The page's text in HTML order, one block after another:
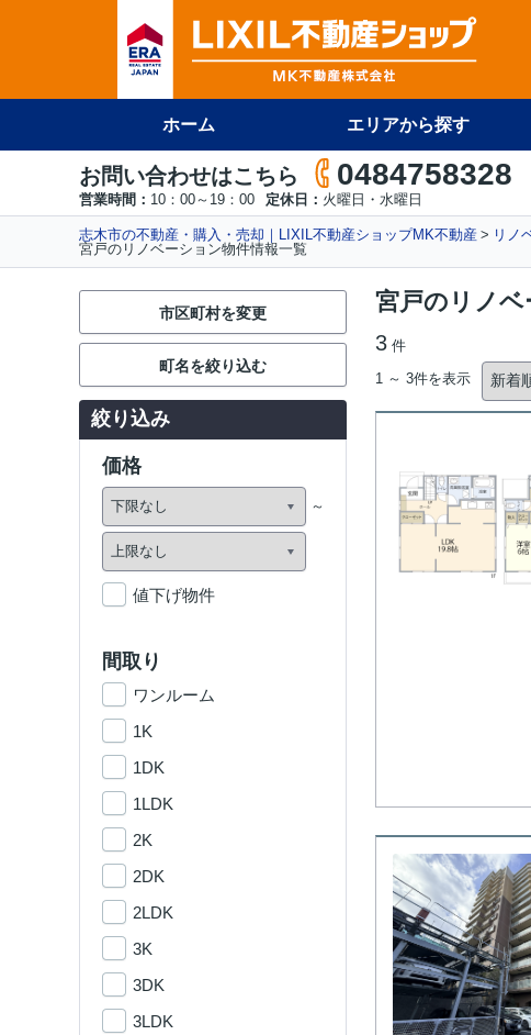
ホーム エリアから探す
お問い合わせはこちら 0484758328
営業時間： 10：00～19：00 定休日： 火曜日・水曜日
志木市の不動産・購入・売却｜LIXIL不動産ショップMK不動産 リノ
宮戸のリノベーション物件情報一覧
宮戸のリノベ
3 件
1 ～ 3件を表示
市区町村を変更
町名を絞り込む
絞り込み
価格
値下げ物件
間取り
ワンルーム
1K
1DK
1LDK
2K
2DK
2LDK
3K
3DK
3LDK